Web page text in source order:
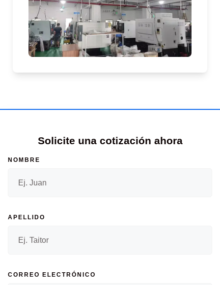
Solicite una cotización ahora
NOMBRE
APELLIDO
CORREO ELECTRÓNICO